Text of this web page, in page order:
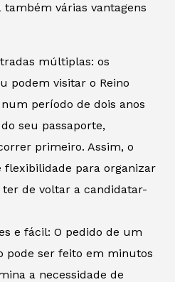
também várias vantagens
múltiplas: os
podem visitar o Reino
período de dois anos
seu passaporte,
primeiro. Assim, o
flexibilidade para organizar
ter de voltar a candidatar-
e fácil: O pedido de um
pode ser feito em minutos
a necessidade de